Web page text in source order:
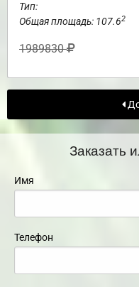
Тип:
Общая площадь: 107.62
1989830
Заказать
Имя
Телефон